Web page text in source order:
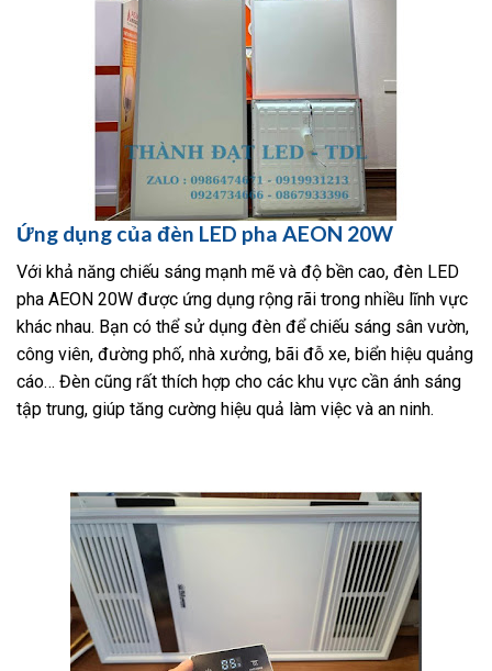
Ứng dụng của đèn LED pha AEON 20W
Với khả năng chiếu sáng mạnh mẽ và độ bền cao, đèn LED
pha AEON 20W được ứng dụng rộng rãi trong nhiều lĩnh vực
khác nhau. Bạn có thể sử dụng đèn để chiếu sáng sân vườn,
công viên, đường phố, nhà xưởng, bãi đỗ xe, biển hiệu quảng
cáo… Đèn cũng rất thích hợp cho các khu vực cần ánh sáng
tập trung, giúp tăng cường hiệu quả làm việc và an ninh.